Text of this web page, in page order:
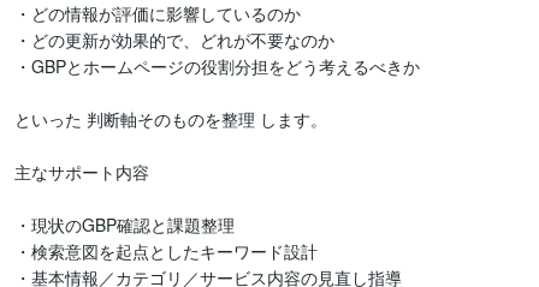
・どの情報が評価に影響しているのか
・どの更新が効果的で、どれが不要なのか
・GBPとホームページの役割分担をどう考えるべきか
といった 判断軸そのものを整理 します。
主なサポート内容
・現状のGBP確認と課題整理
・検索意図を起点としたキーワード設計
・基本情報／カテゴリ／サービス内容の見直し指導